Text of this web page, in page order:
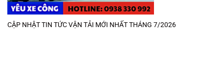
CẬP NHẬT TIN TỨC VẬN TẢI MỚI NHẤT THÁNG 7/2026